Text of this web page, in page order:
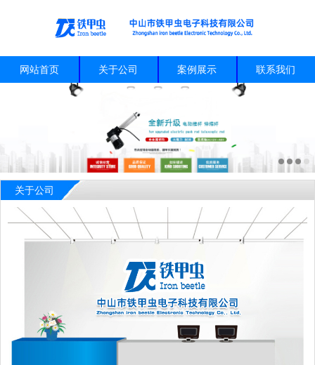
网站首页 关于公司 案例展示 联系我们
关于公司